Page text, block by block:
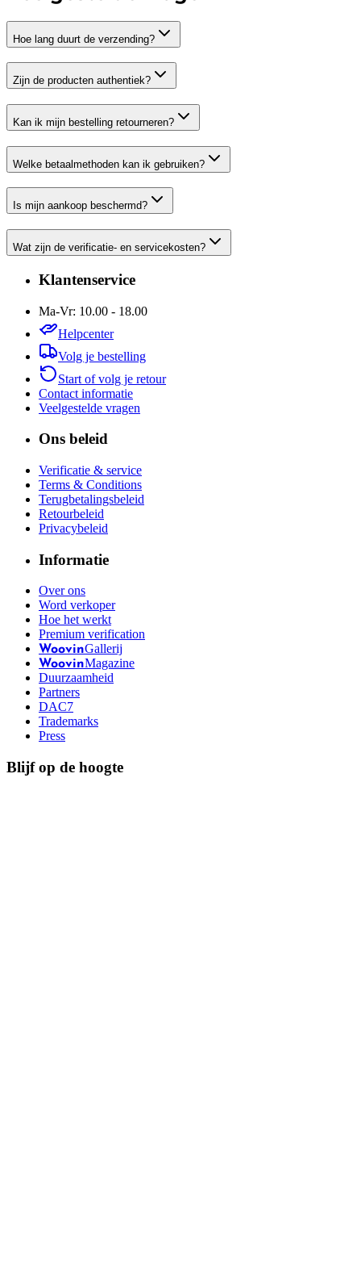
Hoe lang duurt de verzending?
Zijn de producten authentiek?
Kan ik mijn bestelling retourneren?
Welke betaalmethoden kan ik gebruiken?
Is mijn aankoop beschermd?
Wat zijn de verificatie- en servicekosten?
Klantenservice
Ma-Vr: 10.00 - 18.00
Helpcenter
Volg je bestelling
Start of volg je retour
Contact informatie
Veelgestelde vragen
Ons beleid
Verificatie & service
Terms & Conditions
Terugbetalingsbeleid
Retourbeleid
Privacybeleid
Informatie
Over ons
Word verkoper
Hoe het werkt
Premium verification
WoovinGallerij
WoovinMagazine
Duurzaamheid
Partners
DAC7
Trademarks
Press
Blijf op de hoogte